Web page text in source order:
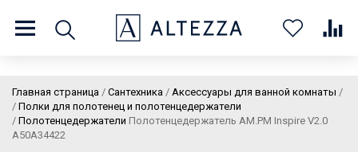
8 (800) 201 60 03 9:00 - 21:00 ПН-ВС
Главная страница / Сантехника / Аксессуары для ванной комнаты
/ Полки для полотенец и полотенцедержатели
/ Полотенцедержатели
/
Полотенцедержатель AM.PM Inspire V2.0
A50A34422